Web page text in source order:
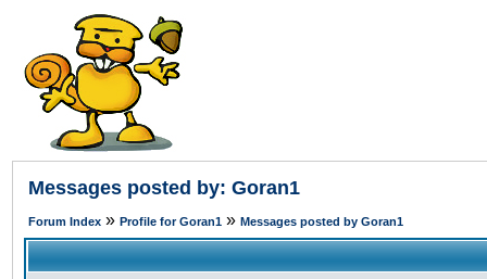
Messages posted by: Goran1
Forum Index » Profile for Goran1 » Messages posted by Goran1